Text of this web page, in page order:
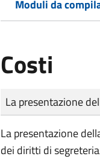
Moduli da
Costi
Tipo di pagamento
Importo
La presentazione
La presentazione
dei diritti di